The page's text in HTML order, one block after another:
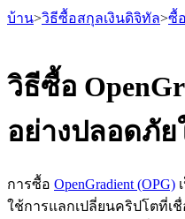
ฟิวเจอร์ส
บ้าน>วิธีซื้อสกุลเงินดิจิทัล>ซื้
วิธีซื้อ
อย่างปลอดภัย
การซื้อ OpenGradient (OPG)
ใช้การแลกเปลี่ยนคริปโตที่เ